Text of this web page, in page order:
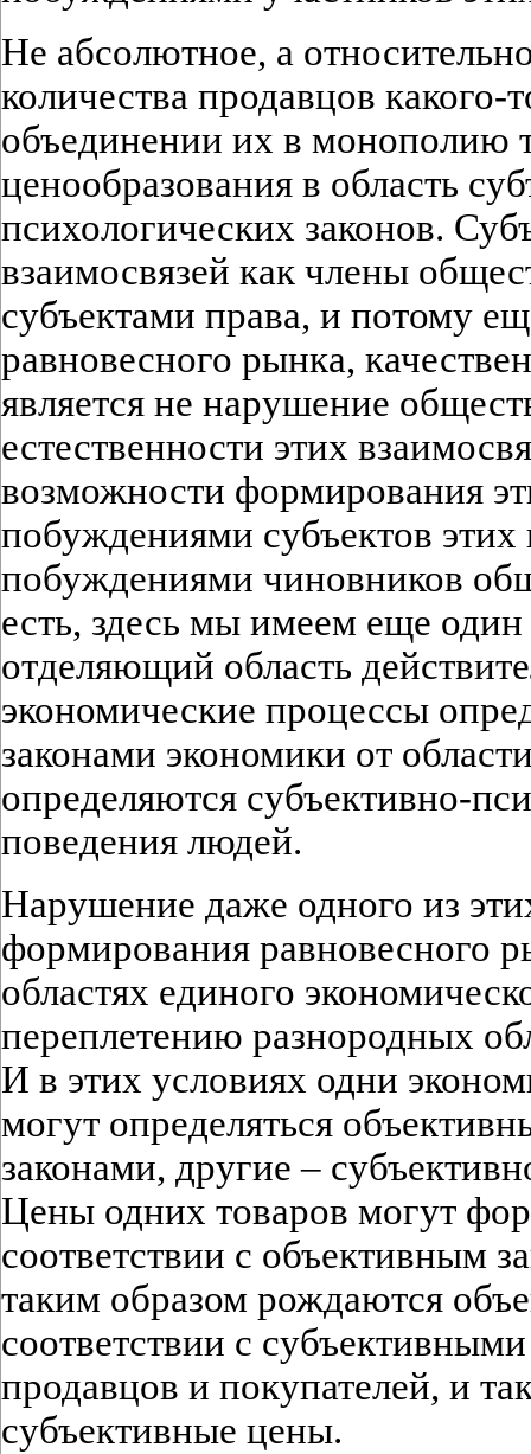
Не абсолютное, а
количества продавцов какого-
объединении их в монополию
ценообразования в область
психологических законов.
взаимосвязей как члены
субъектами права, и потому
равновесного рынка,
является не нарушение
естественности этих
возможности формирования
побуждениями субъектов этих
побуждениями чиновников
есть, здесь мы имеем еще
отделяющий область
экономические процессы
законами экономики от
определяются субъективно-
поведения людей.
Нарушение даже одного из
формирования равновесного
областях единого
переплетению разнородных
И в этих условиях одни
могут определяться
законами, другие –
Цены одних товаров могут
соответствии с объективным
таким образом рождаются
соответствии с
продавцов и покупателей, и
субъективные цены.